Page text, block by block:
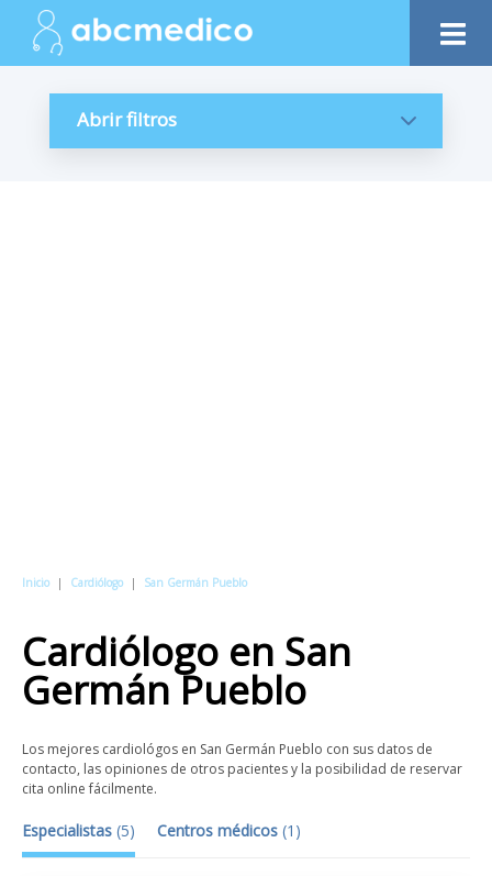
Abrir filtros
Inicio | Cardiólogo | San Germán Pueblo
Cardiólogo en San
Germán Pueblo
Los mejores cardiológos en San Germán Pueblo con sus datos de
contacto, las opiniones de otros pacientes y la posibilidad de reservar
cita online fácilmente.
Especialistas (5) Centros médicos (1 )